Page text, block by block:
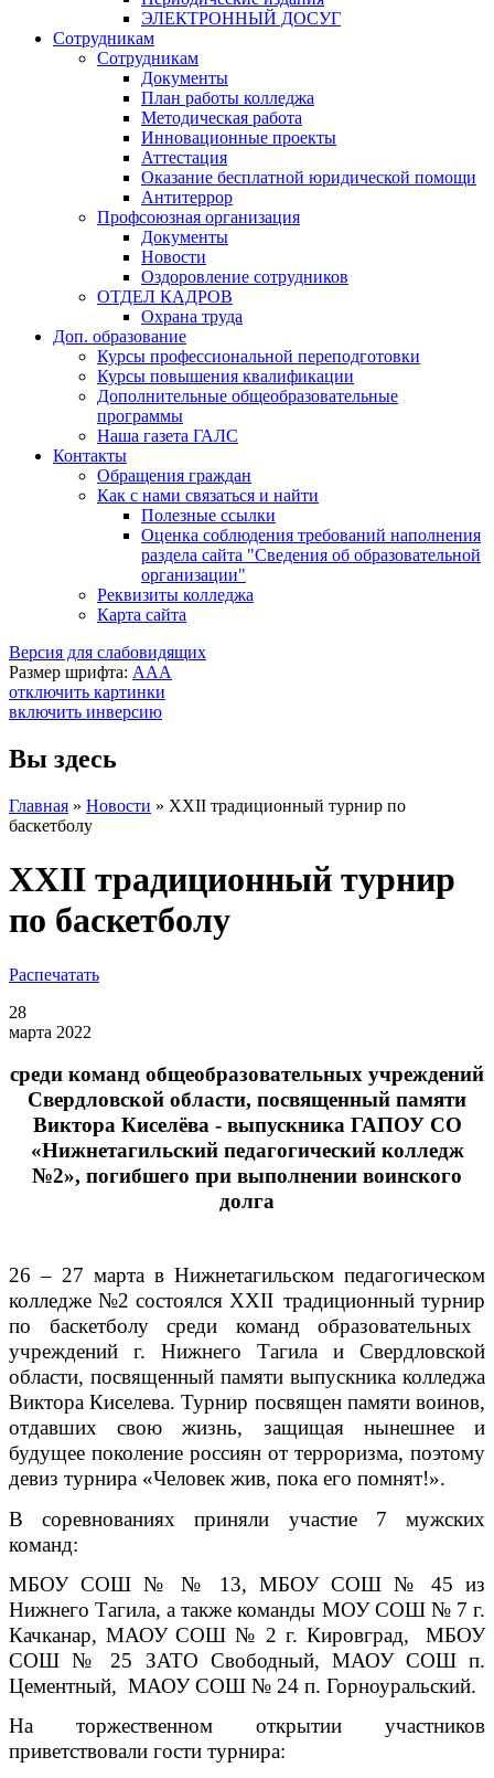
ЭЛЕКТРОННЫЙ ДОСУГ
Сотрудникам
Сотрудникам
Документы
План работы колледжа
Методическая работа
Инновационные проекты
Аттестация
Оказание бесплатной юридической помощи
Антитеррор
Профсоюзная организация
Документы
Новости
Оздоровление сотрудников
ОТДЕЛ КАДРОВ
Охрана труда
Доп. образование
Курсы профессиональной переподготовки
Курсы повышения квалификации
Дополнительные общеобразовательные
программы
Наша газета ГАЛС
Контакты
Обращения граждан
Как с нами связаться и найти
Полезные ссылки
Оценка соблюдения требований наполнения
раздела сайта "Сведения об образовательной
организации"
Реквизиты колледжа
Карта сайта
Версия для слабовидящих
Размер шрифта: AAA
отключить картинки
включить инверсию
Вы здесь
Главная » Новости » XXII традиционный турнир по
баскетболу
XXII традиционный турнир
по баскетболу
Распечатать
28
марта 2022
среди команд общеобразовательных учреждений
Свердловской области, посвященный памяти
Виктора Киселёва - выпускника ГАПОУ СО
«Нижнетагильский педагогический колледж
№2», погибшего при выполнении воинского
долга
26 – 27 марта в Нижнетагильском педагогическом
колледже №2состоялся XXII традиционный турнир
по баскетболу среди команд образовательных
учреждений г. Нижнего Тагила и Свердловской
области, посвященный памяти выпускника колледжа
Виктора Киселева. Турнир посвящен памяти воинов,
отдавших свою жизнь, защищая нынешнее и
будущее поколение россиян от терроризма, поэтому
девиз турнира «Человек жив, пока его помнят!».
В соревнованиях приняли участие 7 мужских
команд:
МБОУ СОШ № № 13, МБОУ СОШ № 45 из
Нижнего Тагила, а также команды МОУ СОШ № 7 г.
Качканар, МАОУ СОШ № 2 г. Кировград, МБОУ
СОШ № 25 ЗАТО Свободный, МАОУ СОШ п.
Цементный, МАОУ СОШ № 24 п. Горноуральский.
На торжественном открытии участников
приветствовали гости турнира: